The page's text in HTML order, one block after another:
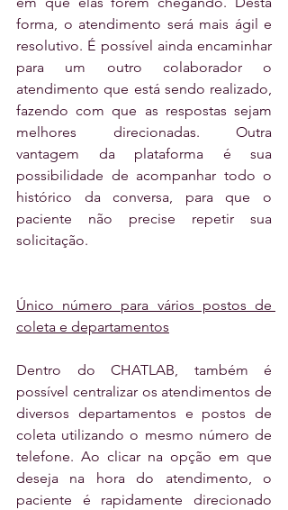
forma, o atendimento será mais ágil e
resolutivo. É possível ainda encaminhar
para um outro colaborador o
atendimento que está sendo realizado,
fazendo com que as respostas sejam
melhores direcionadas. Outra
vantagem da plataforma é sua
possibilidade de acompanhar todo o
histórico da conversa, para que o
paciente não precise repetir sua
solicitação.
Único número para vários postos de
coleta e departamentos
Dentro do CHATLAB, também é
possível centralizar os atendimentos de
diversos departamentos e postos de
coleta utilizando o mesmo número de
telefone. Ao clicar na opção em que
deseja na hora do atendimento, o
paciente é rapidamente direcionado